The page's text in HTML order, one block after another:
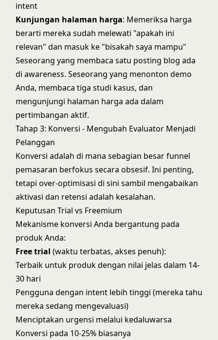
intent
Kunjungan halaman harga: Memeriksa harga
berarti mereka sudah melewati "apakah ini
relevan" dan masuk ke "bisakah saya mampu"
Seseorang yang membaca satu posting blog ada
di awareness. Seseorang yang menonton demo
Anda, membaca tiga studi kasus, dan
mengunjungi halaman harga ada dalam
pertimbangan aktif.
Tahap 3: Konversi - Mengubah Evaluator Menjadi
Pelanggan
Konversi adalah di mana sebagian besar funnel
pemasaran berfokus secara obsesif. Ini penting,
tetapi over-optimisasi di sini sambil mengabaikan
aktivasi dan retensi adalah kesalahan.
Keputusan Trial vs Freemium
Mekanisme konversi Anda bergantung pada
produk Anda:
Free trial (waktu terbatas, akses penuh):
Terbaik untuk produk dengan nilai jelas dalam 14-
30 hari
Pengguna dengan intent lebih tinggi (mereka tahu
mereka sedang mengevaluasi)
Menciptakan urgensi melalui kedaluwarsa
Konversi pada 10-25% biasanya